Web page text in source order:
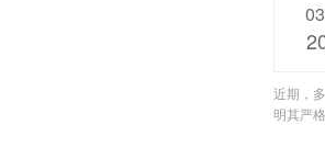
近期，
明其严